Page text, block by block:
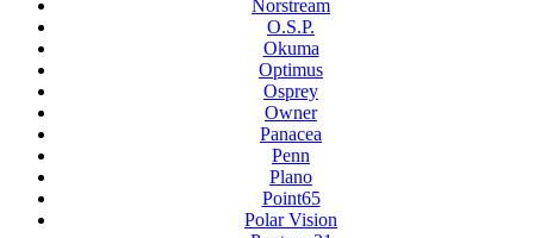
Norstream
O.S.P.
Okuma
Optimus
Osprey
Owner
Panacea
Penn
Plano
Point65
Polar Vision